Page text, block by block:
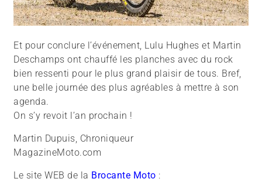
Et pour conclure l’événement, Lulu Hughes et Martin
Deschamps ont chauffé les planches avec du rock
bien ressenti pour le plus grand plaisir de tous. Bref,
une belle journée des plus agréables à mettre à son
agenda.
On s’y revoit l’an prochain !
Martin Dupuis, Chroniqueur
MagazineMoto.com
Le site WEB de la Brocante Moto :